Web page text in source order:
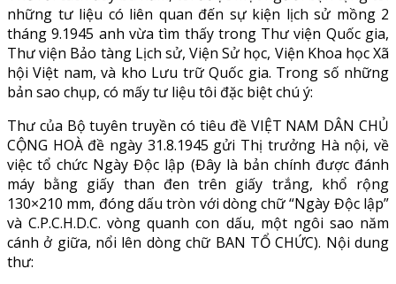
những tư liệu có liên quan đến sự kiện lịch sử mồng 2
tháng 9.1945 anh vừa tìm thấy trong Thư viện Quốc gia,
Thư viện Bảo tàng Lịch sử, Viện Sử học, Viện Khoa học Xã
hội Việt nam, và kho Lưu trữ Quốc gia. Trong số những
bản sao chụp, có mấy tư liệu tôi đặc biệt chú ý:
Thư của Bộ tuyên truyền có tiêu đề VIỆT NAM DÂN CHỦ
CỘNG HOÀ đề ngày 31.8.1945 gửi Thị trưởng Hà nội, về
việc tổ chức Ngày Độc lập (Đây là bản chính được đánh
máy bằng giấy than đen trên giấy trắng, khổ rộng
130×210 mm, đóng dấu tròn với dòng chữ “Ngày Độc lập”
và C.P.C.H.D.C. vòng quanh con dấu, một ngôi sao năm
cánh ở giữa, nổi lên dòng chữ BAN TỔ CHỨC). Nội dung
thư: